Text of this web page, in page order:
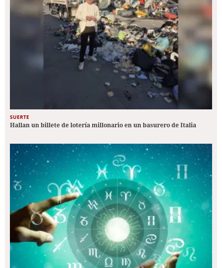
SUERTE
Hallan un billete de lotería millonario en un basurero de Italia